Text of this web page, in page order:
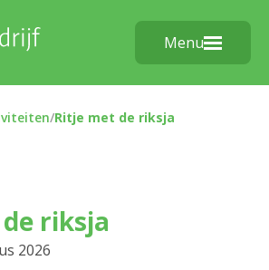
Menu
/Ritje met de riksja
de riksja
2026